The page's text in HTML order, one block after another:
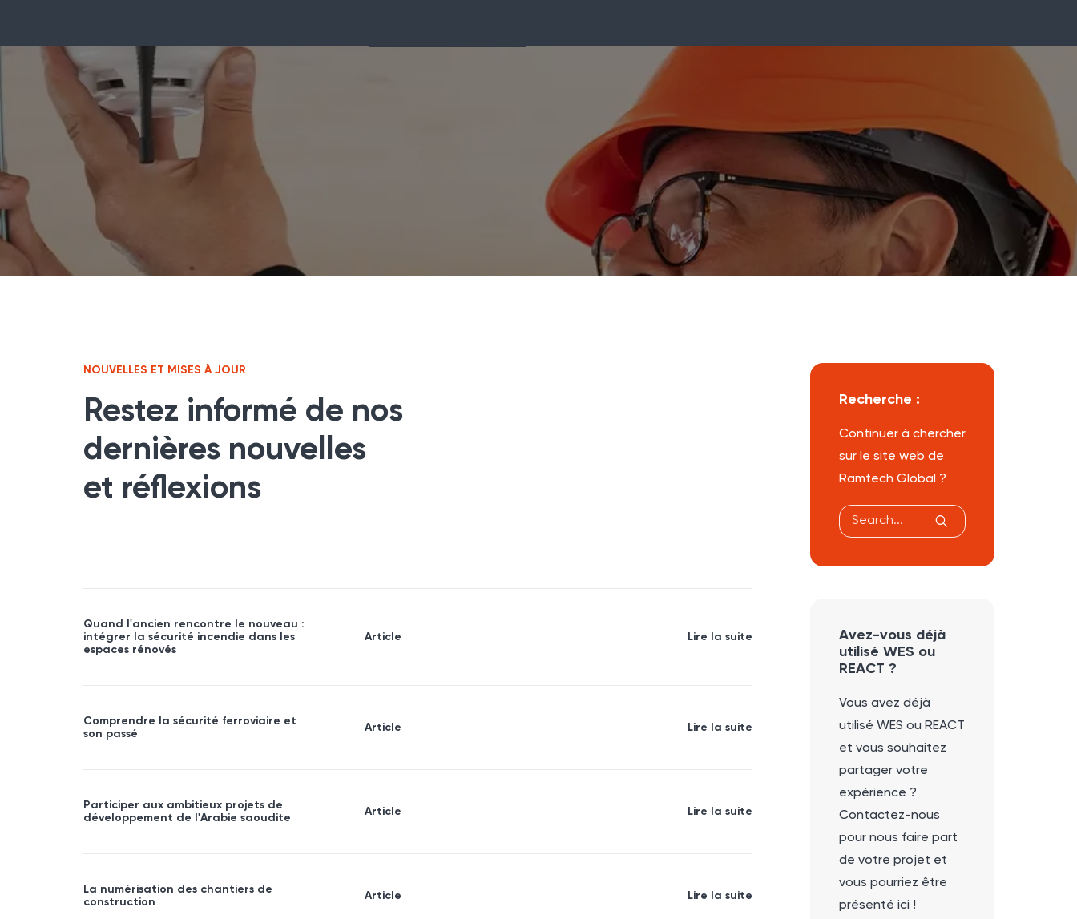
NOUVELLES ET MISES À JOUR
Restez informé de nos
dernières nouvelles
et réflexions
Quand l'ancien rencontre le nouveau :
intégrer la sécurité incendie dans les
espaces rénovés
Article Lire la suite
Comprendre la sécurité ferroviaire et
son passé
Article Lire la suite
Participer aux ambitieux projets de
développement de l'Arabie saoudite
Article Lire la suite
La numérisation des chantiers de
construction
Article Lire la suite
Recherche :
Continuer à chercher
sur le site web de
Ramtech Global ?
Avez-vous déjà
utilisé WES ou
REACT ?
Vous avez déjà
utilisé WES ou REACT
et vous souhaitez
partager votre
expérience ?
Contactez-nous
pour nous faire part
de votre projet et
vous pourriez être
présenté ici !